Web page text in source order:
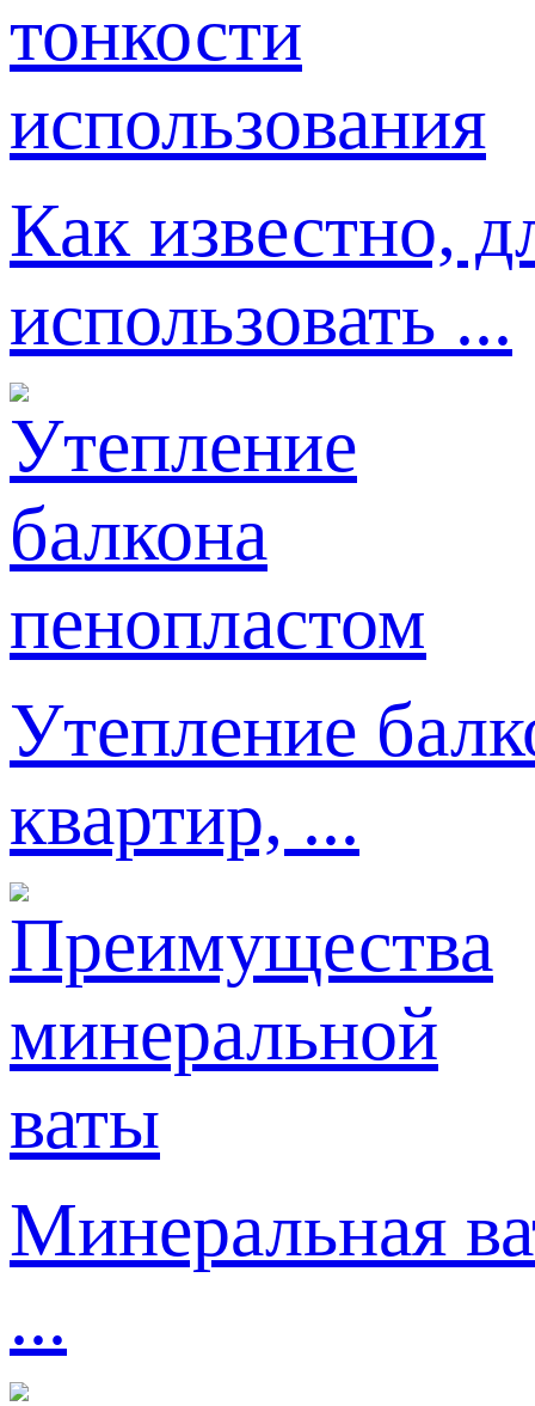
Как известно,
использовать ...
Утепление
квартир, ...
Минеральная
...